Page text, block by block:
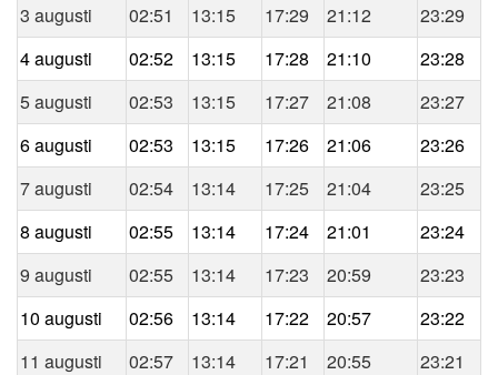
3 augusti
02:51 13:15 17:29 21:12
23:29
4 augusti
02:52 13:15 17:28 21:10
23:28
5 augusti
02:53 13:15 17:27 21:08
23:27
6 augusti
02:53 13:15 17:26 21:06
23:26
7 augusti
02:54 13:14 17:25 21:04
23:25
8 augusti
02:55 13:14 17:24 21:01
23:24
9 augusti
02:55 13:14 17:23 20:59
23:23
10 augusti
02:56 13:14 17:22 20:57
23:22
11 augusti
02:57 13:14 17:21 20:55
23:21